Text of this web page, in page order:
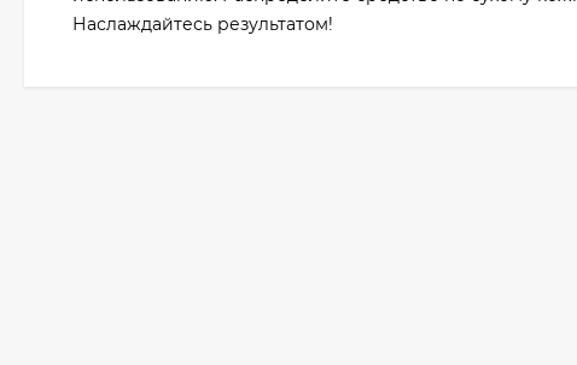
Наслаждайтесь результатом!